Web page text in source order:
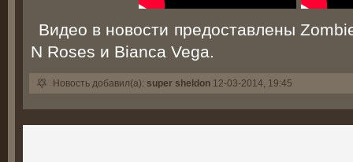
Видео в новости предоставлены
N Roses и Bianca Vega.
Новость добавил(а): super sheldon 12-03-2014, 19:45